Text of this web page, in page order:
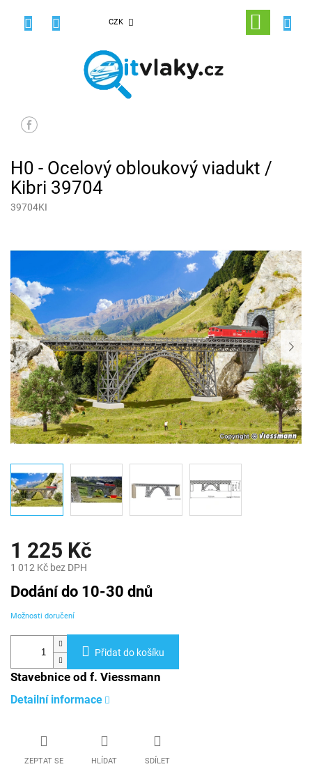
CZK
NÁKUPNÍ
KOŠÍK
H0 - Ocelový obloukový viadukt /
Kibri 39704
39704KI
1 225 Kč
1 012 Kč bez DPH
Měrná
cena:
Dodání do 10-30 dnů
Možnosti doručení
Přidat do košíku
Stavebnice od f. Viessmann
Detailní informace
ZEPTAT SE HLÍDAT SDÍLET